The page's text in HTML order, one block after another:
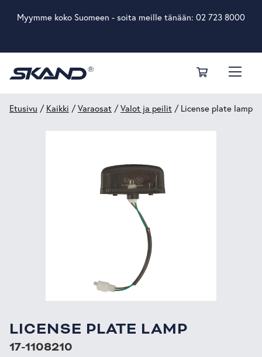
Myymme koko Suomeen - soita meille tänään: 02 723 8000
Etusivu / Kaikki /Varaosat /Valot ja peilit / License plate lamp
LICENSE PLATE LAMP
17-1108210